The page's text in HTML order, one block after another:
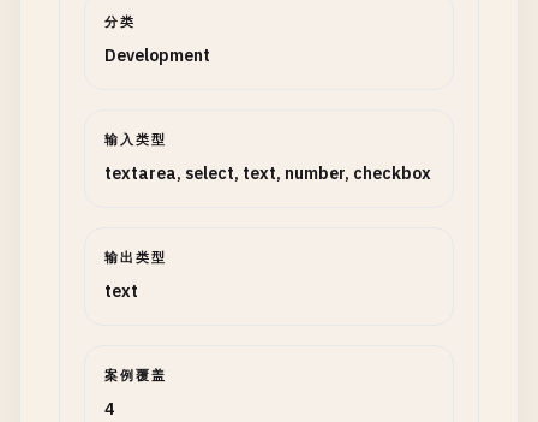
分类
Development
输入类型
textarea, select, text, number, checkbox
输出类型
text
案例覆盖
4